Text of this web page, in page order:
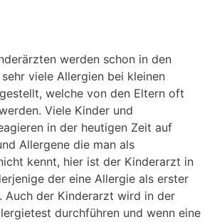
werden schon in den
viele Allergien bei kleinen
welche von den Eltern oft
Viele Kinder und
in der heutigen Zeit auf
Allergene die man als
kennt, hier ist der Kinderarzt in
der eine Allergie als erster
Auch der Kinderarzt wird in der
durchführen und wenn eine